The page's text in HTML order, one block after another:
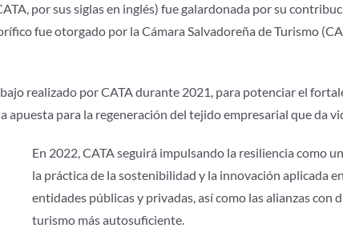
por sus siglas en inglés) fue galardonada por su
fue otorgado por la Cámara Salvadoreña de Turismo
realizado por CATA durante 2021, para potenciar el
apuesta para la regeneración del tejido empresarial que da
En 2022, CATA seguirá impulsando la resiliencia como
la práctica de la sostenibilidad y la innovación aplicada
entidades públicas y privadas, así como las alianzas
turismo más autosuficiente.